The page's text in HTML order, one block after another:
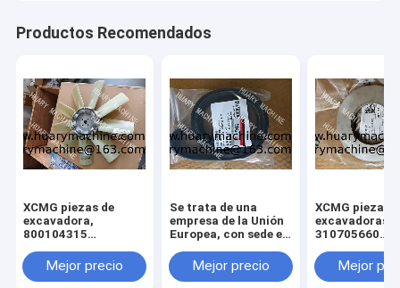
Productos Recomendados
XCMG piezas de
excavadora,
800104315
xcmg xe 130 xe 150
Mejor precio
Se trata de una
empresa de la Unión
Europea, con sede en
Mejor precio
XCMG piezas
excavadoras,
310705660
3299000666
329900710
Mejor